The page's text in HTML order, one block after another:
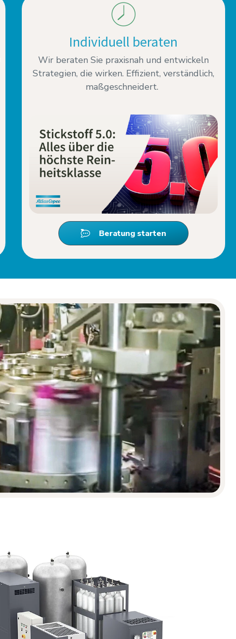
Individuell beraten
Wir beraten Sie praxisnah und entwickeln
Strategien, die wirken. Effizient, verständlich,
maßgeschneidert.
Beratung starten